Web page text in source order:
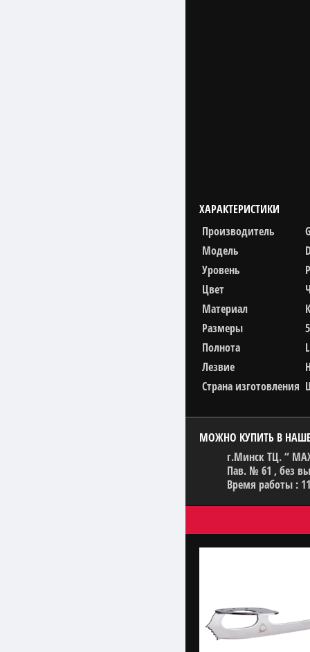
ХАРАКТЕРИСТИКИ
Производитель
Модель
Уровень
Цвет
Материал
Размеры
Полнота
L
Лезвие
Страна изготовления
МОЖНО КУПИТЬ В
г.Минск ТЦ. “
Пав. № 61 , без
Время работы :